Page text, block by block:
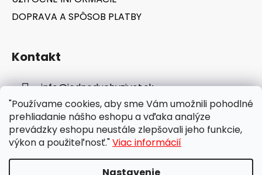
"Používame cookies, aby sme Vám umožnili pohodlné
prehliadanie nášho eshopu a vďaka analýze
prevádzky eshopu neustále zlepšovali jeho funkcie,
výkon a použiteľnosť."Viac informácií
DOPRAVA A SPÔSOB PLATBY
Kontakt
info@jednoduchyzivot.sk
E-shop: 0948 647 767